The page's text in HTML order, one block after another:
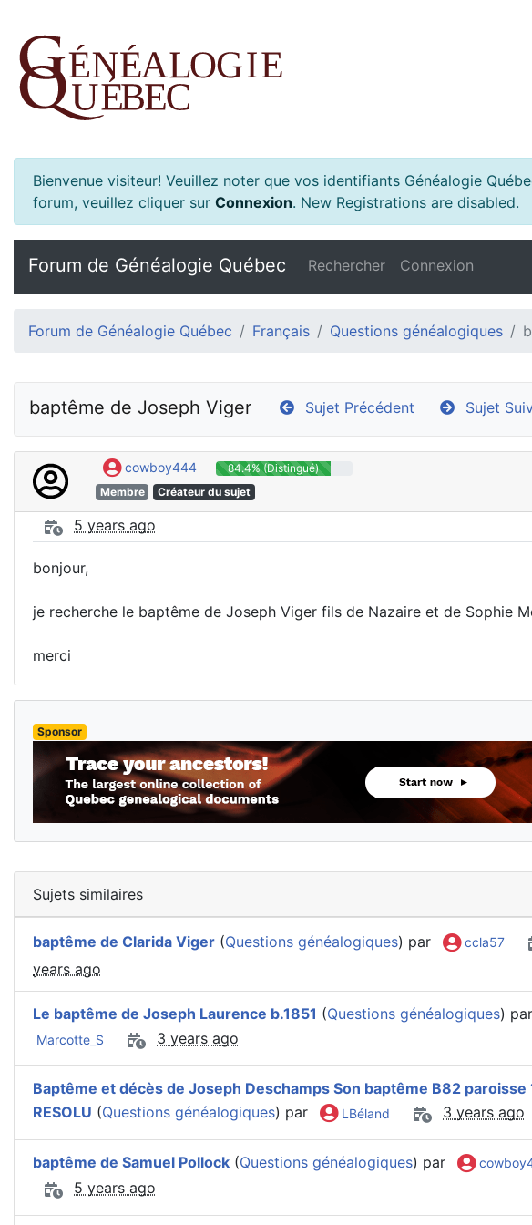
Bienvenue visiteur! Veuillez noter que vos identifiants Généalogie
forum, veuillez cliquer sur Connexion. New Registrations are disabled.
Forum de Généalogie Québec Rechercher Connexion
Forum de Généalogie Québec Français Questions généalogiques
baptême de Joseph Viger Sujet Précédent Sujet
cowboy444
84.4% (Distingué)
Membre
Créateur du sujet
5 years ago
bonjour,
je recherche le baptême de Joseph Viger fils de Nazaire et de Sophie
merci
Sponsor
Sujets similaires
baptême de Clarida Viger (Questions généalogiques) par ccla57
years ago
Le baptême de Joseph Laurence b.1851 (Questions généalogiques) par
Marcotte_S 3 years ago
Baptême et décès de Joseph Deschamps Son baptême B82 paroisse
RESOLU (Questions généalogiques) par LBéland 3 years ago
baptême de Samuel Pollock (Questions généalogiques) par
5 years ago